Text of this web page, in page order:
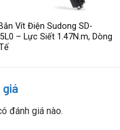
Vít Điện Sudong SD-
– Lực Siết 1.47N.m, Dòng
đánh giá nào.